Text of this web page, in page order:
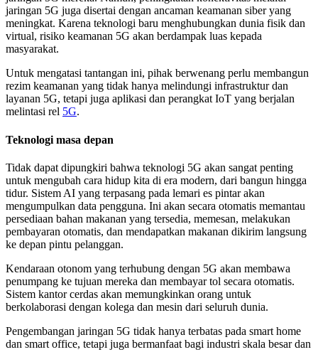
jaringan 5G juga disertai dengan ancaman keamanan siber yang
meningkat. Karena teknologi baru menghubungkan dunia fisik dan
virtual, risiko keamanan 5G akan berdampak luas kepada
masyarakat.
Untuk mengatasi tantangan ini, pihak berwenang perlu membangun
rezim keamanan yang tidak hanya melindungi infrastruktur dan
layanan 5G, tetapi juga aplikasi dan perangkat IoT yang berjalan
melintasi rel 5G.
Teknologi masa depan
Tidak dapat dipungkiri bahwa teknologi 5G akan sangat penting
untuk mengubah cara hidup kita di era modern, dari bangun hingga
tidur. Sistem AI yang terpasang pada lemari es pintar akan
mengumpulkan data pengguna. Ini akan secara otomatis memantau
persediaan bahan makanan yang tersedia, memesan, melakukan
pembayaran otomatis, dan mendapatkan makanan dikirim langsung
ke depan pintu pelanggan.
Kendaraan otonom yang terhubung dengan 5G akan membawa
penumpang ke tujuan mereka dan membayar tol secara otomatis.
Sistem kantor cerdas akan memungkinkan orang untuk
berkolaborasi dengan kolega dan mesin dari seluruh dunia.
Pengembangan jaringan 5G tidak hanya terbatas pada smart home
dan smart office, tetapi juga bermanfaat bagi industri skala besar dan